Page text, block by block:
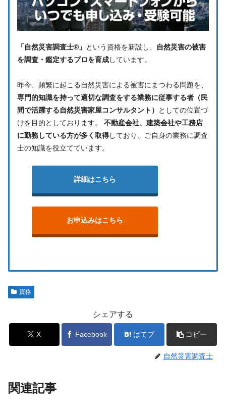
「自然災害調査士®」 という資格を新設し、
自然災害の被害
を調査・鑑定するプロを育成しています。
昨今、頻繁に起こる自然災害による被害にまつわる問題を、
専門的知識を持って適切な調査をする業務に従事する者（民
間で活躍する自然災害家屋コンサルタント）
としての位置づ
けを目的としております。 不動産会社、建築会社や工務店
に勤務している方が多く取得しており、ご自身の業務に調査
士の知識を役立てています。
詳細はこちら
お申込みはこちら
資格
シェアする
X Facebook はてブ コピー
自然災害調査士
関連記事